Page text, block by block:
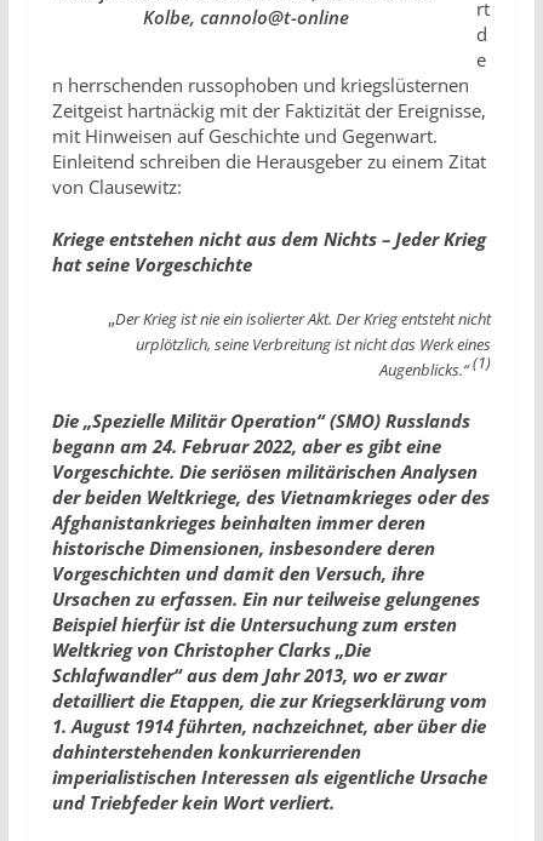
Kolbe, cannolo@t-online
rt
d
e
n herrschenden russophoben und kriegslüsternen
Zeitgeist hartnäckig mit der Faktizität der Ereignisse,
mit Hinweisen auf Geschichte und Gegenwart.
Einleitend schreiben die Herausgeber zu einem Zitat
von Clausewitz:
Kriege entstehen nicht aus dem Nichts – Jeder Krieg
hat seine Vorgeschichte
„Der Krieg ist nie ein isolierter Akt. Der Krieg entsteht nicht
urplötzlich,seine Verbreitung ist nicht das Werk eines
Augenblicks.“(1)
Die „Spezielle Militär Operation“ (SMO) Russlands
begann am 24. Februar 2022, aber es gibt eine
Vorgeschichte. Die seriösen militärischen Analysen
der beiden Weltkriege, des Vietnamkrieges oder des
Afghanistankrieges beinhalten immer deren
historische Dimensionen, insbesondere deren
Vorgeschichten und damit den Versuch, ihre
Ursachen zu erfassen. Ein nur teilweise gelungenes
Beispiel hierfür ist die Untersuchung zum ersten
Weltkrieg von Christopher Clarks „Die
Schlafwandler“ aus dem Jahr 2013, wo er zwar
detailliert die Etappen, die zur Kriegserklärung vom
1. August 1914 führten, nachzeichnet, aber über die
dahinterstehenden konkurrierenden
imperialistischen Interessen als eigentliche Ursache
und Triebfeder kein Wort verliert.